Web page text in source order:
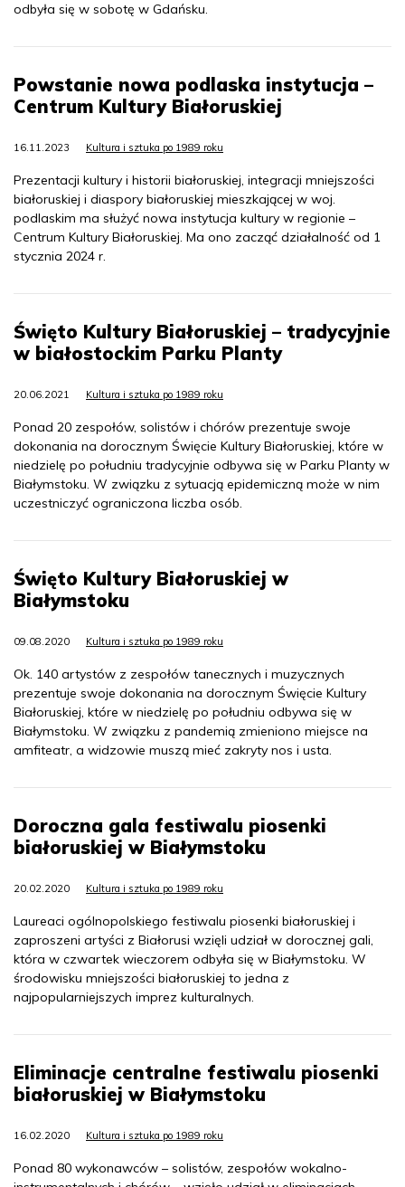
odbyła się w sobotę w Gdańsku.
Powstanie nowa podlaska instytucja –
Centrum Kultury Białoruskiej
16.11.2023 Kultura i sztuka po 1989 roku
Prezentacji kultury i historii białoruskiej, integracji mniejszości
białoruskiej i diaspory białoruskiej mieszkającej w woj.
podlaskim ma służyć nowa instytucja kultury w regionie –
Centrum Kultury Białoruskiej. Ma ono zacząć działalność od 1
stycznia 2024 r.
Święto Kultury Białoruskiej – tradycyjnie
w białostockim Parku Planty
20.06.2021 Kultura i sztuka po 1989 roku
Ponad 20 zespołów, solistów i chórów prezentuje swoje
dokonania na dorocznym Święcie Kultury Białoruskiej, które w
niedzielę po południu tradycyjnie odbywa się w Parku Planty w
Białymstoku. W związku z sytuacją epidemiczną może w nim
uczestniczyć ograniczona liczba osób.
Święto Kultury Białoruskiej w
Białymstoku
09.08.2020 Kultura i sztuka po 1989 roku
Ok. 140 artystów z zespołów tanecznych i muzycznych
prezentuje swoje dokonania na dorocznym Święcie Kultury
Białoruskiej, które w niedzielę po południu odbywa się w
Białymstoku. W związku z pandemią zmieniono miejsce na
amfiteatr, a widzowie muszą mieć zakryty nos i usta.
Doroczna gala festiwalu piosenki
białoruskiej w Białymstoku
20.02.2020 Kultura i sztuka po 1989 roku
Laureaci ogólnopolskiego festiwalu piosenki białoruskiej i
zaproszeni artyści z Białorusi wzięli udział w dorocznej gali,
która w czwartek wieczorem odbyła się w Białymstoku. W
środowisku mniejszości białoruskiej to jedna z
najpopularniejszych imprez kulturalnych.
Eliminacje centralne festiwalu piosenki
białoruskiej w Białymstoku
16.02.2020 Kultura i sztuka po 1989 roku
Ponad 80 wykonawców – solistów, zespołów wokalno-